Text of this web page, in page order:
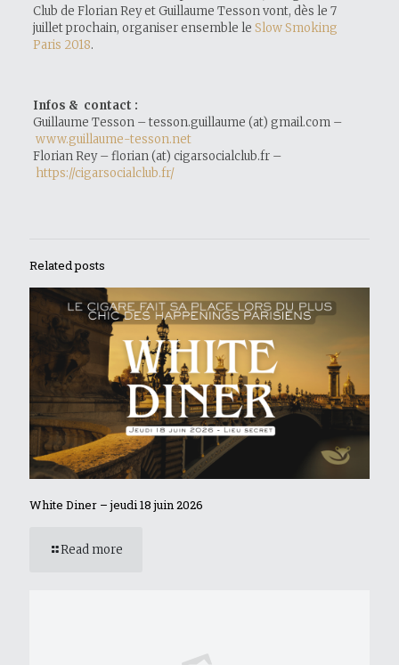
Club de Florian Rey et Guillaume Tesson vont, dès le 7
juillet prochain, organiser ensemble le Slow Smoking
Paris 2018.
Infos & contact :
Guillaume Tesson – tesson.guillaume (at) gmail.com –
www.guillaume-tesson.net
Florian Rey – florian (at) cigarsocialclub.fr –
https://cigarsocialclub.fr/
Related posts
White Diner – jeudi 18 juin 2026
Read more